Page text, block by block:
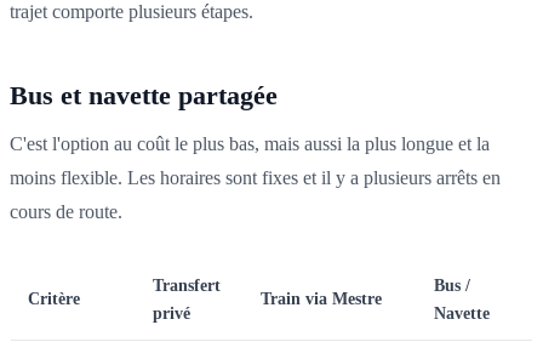
trajet comporte plusieurs étapes.
Bus et navette partagée
C'est l'option au coût le plus bas, mais aussi la plus longue et la
moins flexible. Les horaires sont fixes et il y a plusieurs arrêts en
cours de route.
Critère
Transfert
privé
Train via Mestre
Bus /
Navette